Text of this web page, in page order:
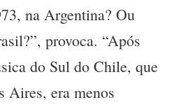
na Argentina? Ou
provoca. “Após
do Sul do Chile, que
Aires, era menos